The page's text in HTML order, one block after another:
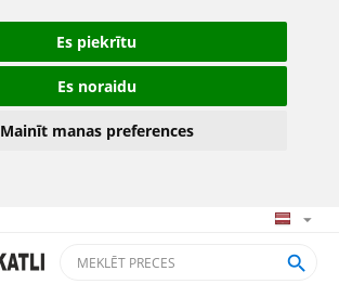
Es piekrītu
Es noraidu
Mainīt manas preferences
